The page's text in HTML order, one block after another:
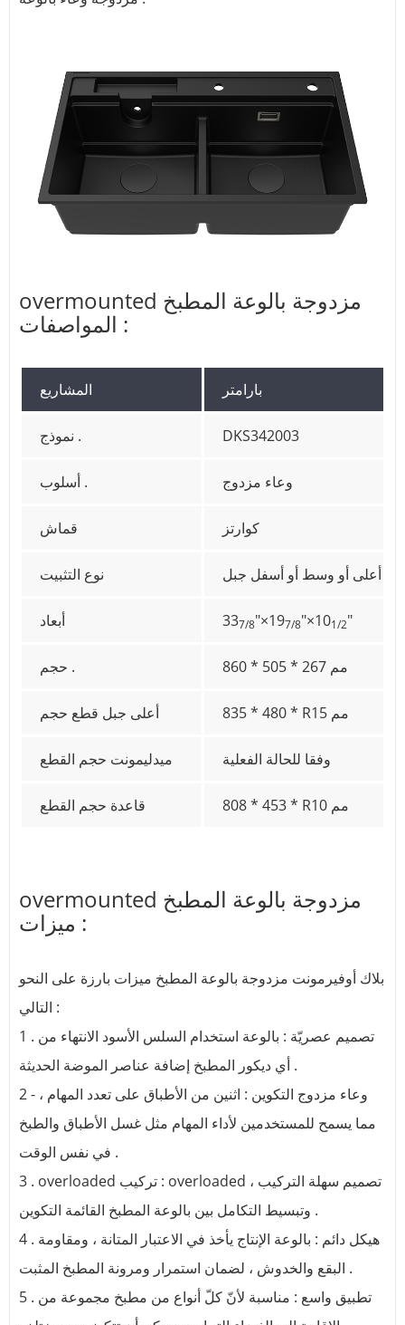
overmounted مزدوجة بالوعة المطبخ
المواصفات :
المشاريع بارامتر
نموذج . DKS342003
أسلوب . وعاء مزدوج
قماش كوارتز
نوع التثبيت أعلى أو وسط أو أسفل جبل
أبعاد 337/8"×197/8"×101/2"
حجم . 860 * 505 * 267 مم
أعلى جبل قطع حجم 835 * 480 * R15 مم
ميدليمونت حجم القطع وفقا للحالة الفعلية
قاعدة حجم القطع 808 * 453 * R10 مم
overmounted مزدوجة بالوعة المطبخ
ميزات :
بلاك أوفيرمونت مزدوجة بالوعة المطبخ ميزات بارزة على النحو
التالي :
1 . تصميم عصريّة : بالوعة استخدام السلس الأسود الانتهاء من
أي ديكور المطبخ إضافة عناصر الموضة الحديثة .
2 - وعاء مزدوج التكوين : اثنين من الأطباق على تعدد المهام ،
مما يسمح للمستخدمين لأداء المهام مثل غسل الأطباق والطبخ
في نفس الوقت .
3 . overloaded تركيب : overloaded تصميم سهلة التركيب ،
وتبسيط التكامل بين بالوعة المطبخ القائمة التكوين .
4 . هيكل دائم : بالوعة الإنتاج يأخذ في الاعتبار المتانة ، ومقاومة
البقع والخدوش ، لضمان استمرار ومرونة المطبخ المثبت .
5 . تطبيق واسع : مناسبة لأنّ كلّ أنواع من مطبخ مجموعة من